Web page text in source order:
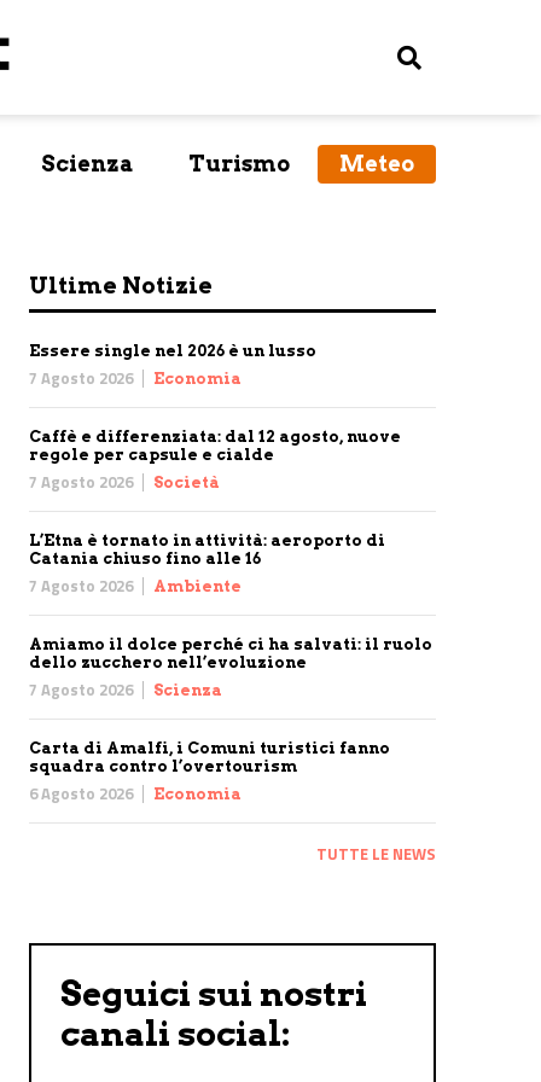
Scienza Turismo Meteo
Ultime Notizie
Essere single nel 2026 è un lusso
7 Agosto 2026 Economia
Caffè e differenziata: dal 12 agosto, nuove
regole per capsule e cialde
7 Agosto 2026 Società
L’Etna è tornato in attività: aeroporto di
Catania chiuso fino alle 16
7 Agosto 2026 Ambiente
Amiamo il dolce perché ci ha salvati: il ruolo
dello zucchero nell’evoluzione
7 Agosto 2026 Scienza
Carta di Amalfi, i Comuni turistici fanno
squadra contro l’overtourism
6 Agosto 2026 Economia
TUTTE LE NEWS
Seguici sui nostri
canali social: